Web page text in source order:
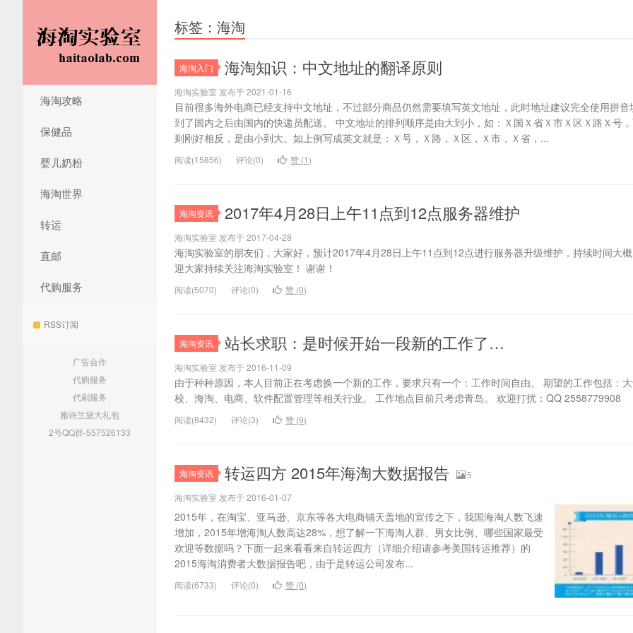
海淘攻略
保健品
婴儿奶粉
海淘世界
转运
直邮
代购服务
RSS订阅
广告合作
代购服务
代刷服务
雅诗兰黛大礼包
2号QQ群-557526133
标签：海淘
海淘入门 海淘知识：中文地址的翻译原则
海淘实验室 发布于 2021-01-16
目前很多海外电商已经支持中文地址，不过部分商品仍然需要填写英文地址，此时地址建议完全使用拼音
到了国内之后由国内的快递员配送。 中文地址的排列顺序是由大到小，如：Ｘ国Ｘ省Ｘ市Ｘ区Ｘ路Ｘ号
则刚好相反，是由小到大。如上例写成英文就是：Ｘ号，Ｘ路，Ｘ区，Ｘ市，Ｘ省，...
阅读(15856) 评论(0) 赞 (1)
海淘资讯 2017年4月28日上午11点到12点服务器维护
海淘实验室 发布于 2017-04-28
海淘实验室的朋友们，大家好，预计2017年4月28日上午11点到12点进行服务器升级维护，持续时间大
迎大家持续关注海淘实验室！ 谢谢！
阅读(5070) 评论(0) 赞 (0)
海淘资讯 站长求职：是时候开始一段新的工作了…
海淘实验室 发布于 2016-11-09
由于种种原因，本人目前正在考虑换一个新的工作，要求只有一个：工作时间自由。 期望的工作包括：
校、海淘、电商、软件配置管理等相关行业。 工作地点目前只考虑青岛。 欢迎打扰：QQ 2558779908
阅读(8432) 评论(3) 赞 (9)
海淘资讯 转运四方 2015年海淘大数据报告
5
海淘实验室 发布于 2016-01-07
2015年，在淘宝、亚马逊、京东等各大电商铺天盖地的宣传之下，我国海淘人数飞速
增加，2015年增海淘人数高达28%，想了解一下海淘人群、男女比例、哪些国家最受
欢迎等数据吗？下面一起来看看来自转运四方（详细介绍请参考美国转运推荐）的
2015海淘消费者大数据报告吧，由于是转运公司发布...
阅读(6733) 评论(0) 赞 (0)